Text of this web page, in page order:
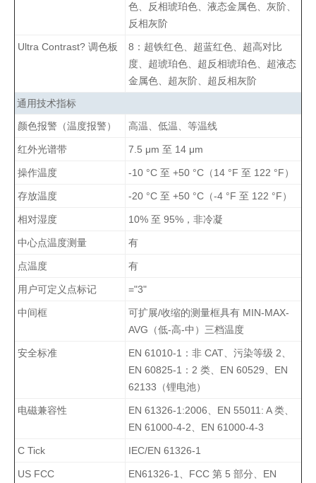
色、反相琥珀色、液态金属色、灰阶、
反相灰阶
Ultra Contrast? 调色板
8：超铁红色、超蓝红色、超高对比
度、超琥珀色、超反相琥珀色、超液态
金属色、超灰阶、超反相灰阶
通用技术指标
颜色报警（温度报警）
高温、低温、等温线
红外光谱带 7.5 μm 至 14 μm
操作温度 -10 °C 至 +50 °C（14 °F 至 122 °F）
存放温度 -20 °C 至 +50 °C（-4 °F 至 122 °F）
相对湿度 10% 至 95%，非冷凝
中心点温度测量 有
点温度 有
用户可定义点标记 ="3"
中间框
可扩展/收缩的测量框具有 MIN-MAX-
AVG（低-高-中）三档温度
安全标准
EN 61010-1：非 CAT、污染等级 2、
EN 60825-1：2 类、EN 60529、EN
62133（锂电池）
电磁兼容性
EN 61326-1:2006、EN 55011: A 类、
EN 61000-4-2、EN 61000-4-3
C Tick IEC/EN 61326-1
US FCC
EN61326-1、FCC 第 5 部分、EN